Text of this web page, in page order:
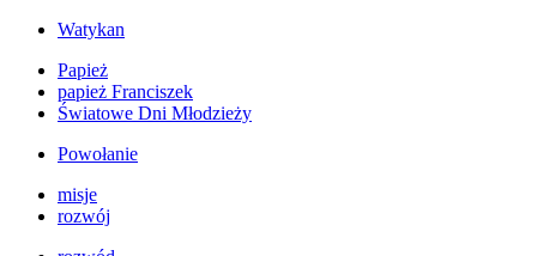
Watykan
Papież
papież Franciszek
Światowe Dni Młodzieży
Powołanie
misje
rozwój